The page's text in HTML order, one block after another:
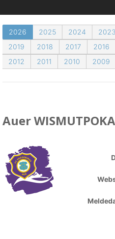
2026 2025 2024 2023
2019
2018 2017 2016
2012
2011 2010 2009
Auer